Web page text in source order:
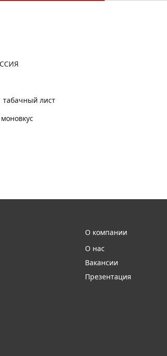
табачный лист
моновкус
О компании
О нас
Вакансии
Презентация